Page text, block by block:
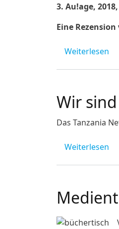
3. Au!age,
Eine
Weiterlesen
Wir
Das Tanzania
Weiterlesen
Image